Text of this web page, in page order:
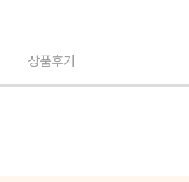
상품후기